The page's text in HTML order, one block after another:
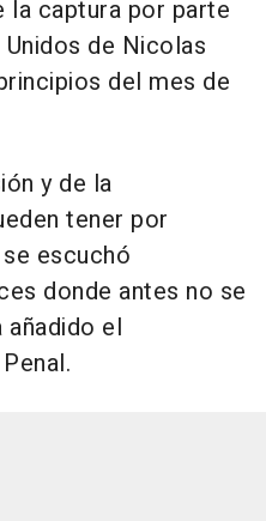
la captura por parte
de Nicolas
del mes de
y de la
tener por
escuchó
donde antes no se
añadido el